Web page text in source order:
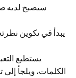
سيصبح لديه
يبدأ في تكوين
يستطيع
الكلمات، ويلجأ